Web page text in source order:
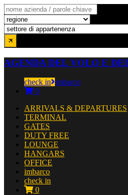
AGENDA DEL VOLO E
check in imbarco
0
ARRIVALS & DEPARTURES
TERMINAL
GATES
DUTY FREE
LOUNGE
HANGARS
OFFICE
imbarco
check in
0